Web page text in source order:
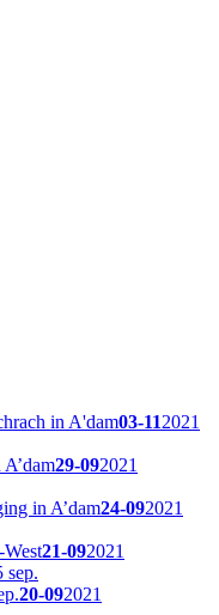
in A'dam03-112021
29-092021
in A’dam24-092021
21-092021
20-092021